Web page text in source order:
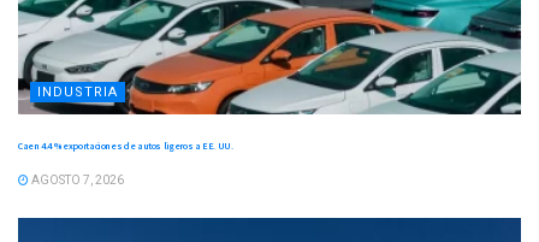
INDUSTRIA
Caen 4.4 % exportaciones de autos ligeros a EE. UU.
AGOSTO 7, 2026